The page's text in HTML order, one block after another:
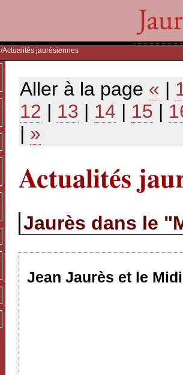
/Actualités jaurésiennes
Aller à la page « |
12 | 13 | 14 | 15 |
| »
Actualités
Jaurès dans le
Jean Jaurès et le